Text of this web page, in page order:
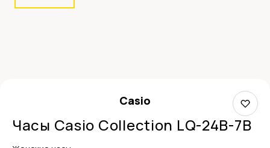
Casio
Часы Casio Collection LQ-24B-7B